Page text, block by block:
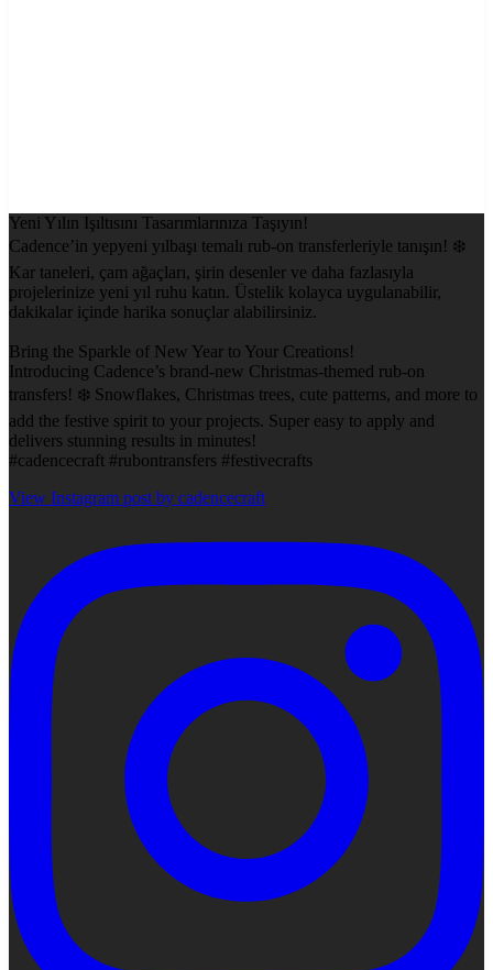
Yeni Yılın Işıltısını Tasarımlarınıza Taşıyın!
Cadence’in yepyeni yılbaşı temalı rub-on transferleriyle tanışın! ❄️
Kar taneleri, çam ağaçları, şirin desenler ve daha fazlasıyla
projelerinize yeni yıl ruhu katın. Üstelik kolayca uygulanabilir,
dakikalar içinde harika sonuçlar alabilirsiniz.
Bring the Sparkle of New Year to Your Creations!
Introducing Cadence’s brand-new Christmas-themed rub-on
transfers! ❄️ Snowflakes, Christmas trees, cute patterns, and more to
add the festive spirit to your projects. Super easy to apply and
delivers stunning results in minutes!
#cadencecraft #rubontransfers #festivecrafts
View Instagram post by cadencecraft